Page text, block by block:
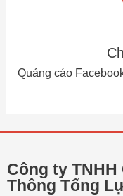
Quảng cáo
Công ty
Thông Tổng